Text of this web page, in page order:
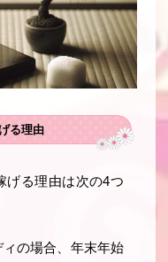
る理由
げる理由は次の4つ
の場合、年末年始